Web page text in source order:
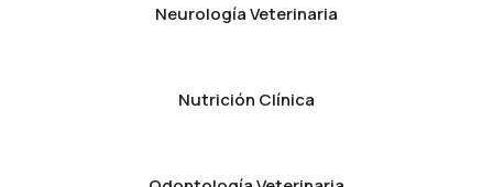
Neurología Veterinaria
Nutrición Clínica